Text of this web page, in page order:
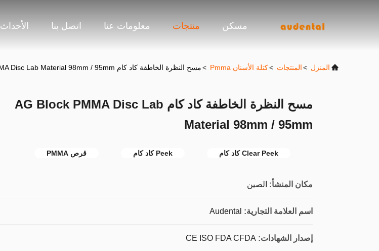
مسكن منتجات معلومات عنا اتصل بنا الأحداث
المنزل >المنتجات >كتلة الأسنان Pmma >مسح النظرة الخاطفة كاد كام AG Block PMMA Disc Lab Material 98mm / 95mm
مسح النظرة الخاطفة كاد كام AG Block PMMA Disc Lab
Material 98mm / 95mm
Clear Peek كاد كام Peek كاد كام قرص PMMA
مكان المنشأ: الصين
اسم العلامة التجارية: Audental
إصدار الشهادات: CE ISO FDA CFDA